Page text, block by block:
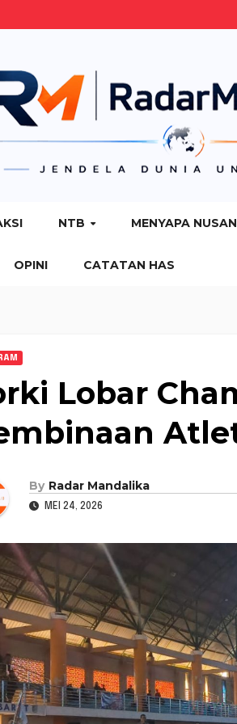
NTB MENYAPA
OPINI CATATAN HAS
Lobar
By Radar Mandalika
MEI 24, 2026